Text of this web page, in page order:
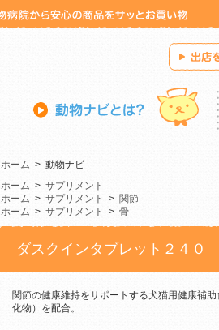
ホーム > 動物ナビ
ホーム > サプリメント
ホーム > サプリメント > 関節
ホーム > サプリメント > 骨
ダスクインタブレット２４０
関節の健康維持をサポートする犬猫用健康補
化物）を配合。